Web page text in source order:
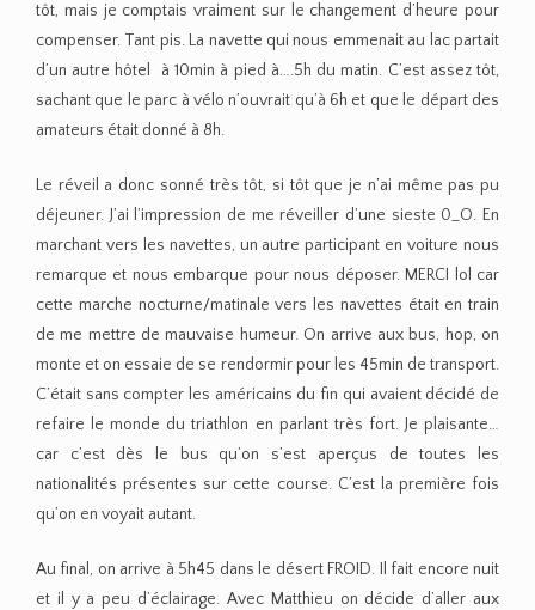
tôt, mais je comptais vraiment sur le changement d’heure pour
compenser. Tant pis. La navette qui nous emmenait au lac partait
d’un autre hôtel à 10min à pied à….5h du matin. C’est assez tôt,
sachant que le parc à vélo n’ouvrait qu’à 6h et que le départ des
amateurs était donné à 8h.
Le réveil a donc sonné très tôt, si tôt que je n’ai même pas pu
déjeuner. J’ai l’impression de me réveiller d’une sieste 0_O. En
marchant vers les navettes, un autre participant en voiture nous
remarque et nous embarque pour nous déposer. MERCI lol car
cette marche nocturne/matinale vers les navettes était en train
de me mettre de mauvaise humeur. On arrive aux bus, hop, on
monte et on essaie de se rendormir pour les 45min de transport.
C’était sans compter les américains du fin qui avaient décidé de
refaire le monde du triathlon en parlant très fort. Je plaisante…
car c’est dès le bus qu’on s’est aperçus de toutes les
nationalités présentes sur cette course. C’est la première fois
qu’on en voyait autant.
Au final, on arrive à 5h45 dans le désert FROID. Il fait encore nuit
et il y a peu d’éclairage. Avec Matthieu on décide d’aller aux